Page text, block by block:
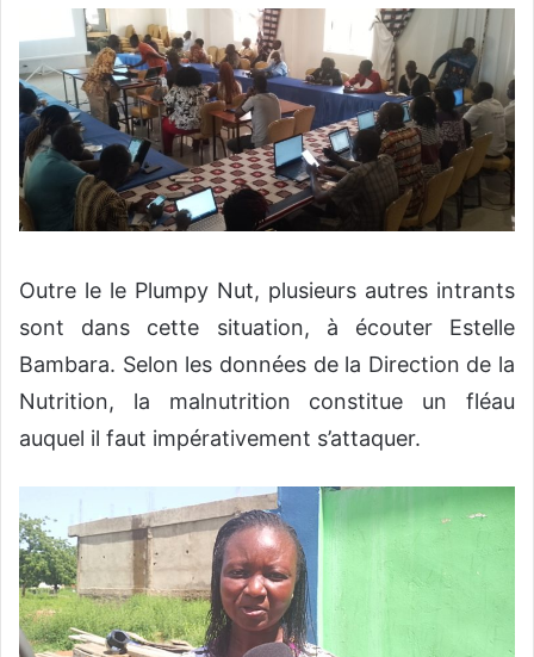
Outre le le Plumpy Nut, plusieurs autres intrants
sont dans cette situation, à écouter Estelle
Bambara. Selon les données de la Direction de la
Nutrition, la malnutrition constitue un fléau
auquel il faut impérativement s’attaquer.